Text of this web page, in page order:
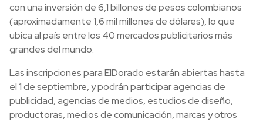
con una inversión de 6,1 billones de pesos colombianos
(aproximadamente 1,6 mil millones de dólares), lo que
ubica al país entre los 40 mercados publicitarios más
grandes del mundo.
Las inscripciones para ElDorado estarán abiertas hasta
el 1 de septiembre, y podrán participar agencias de
publicidad, agencias de medios, estudios de diseño,
productoras, medios de comunicación, marcas y otros